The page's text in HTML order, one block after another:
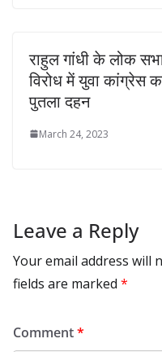
राहुल गांधी के लोक
विरोध में युवा कांग्रेस
पुतला दहन
March 24, 2023
Leave a Reply
Your email address will
fields are marked *
Comment*